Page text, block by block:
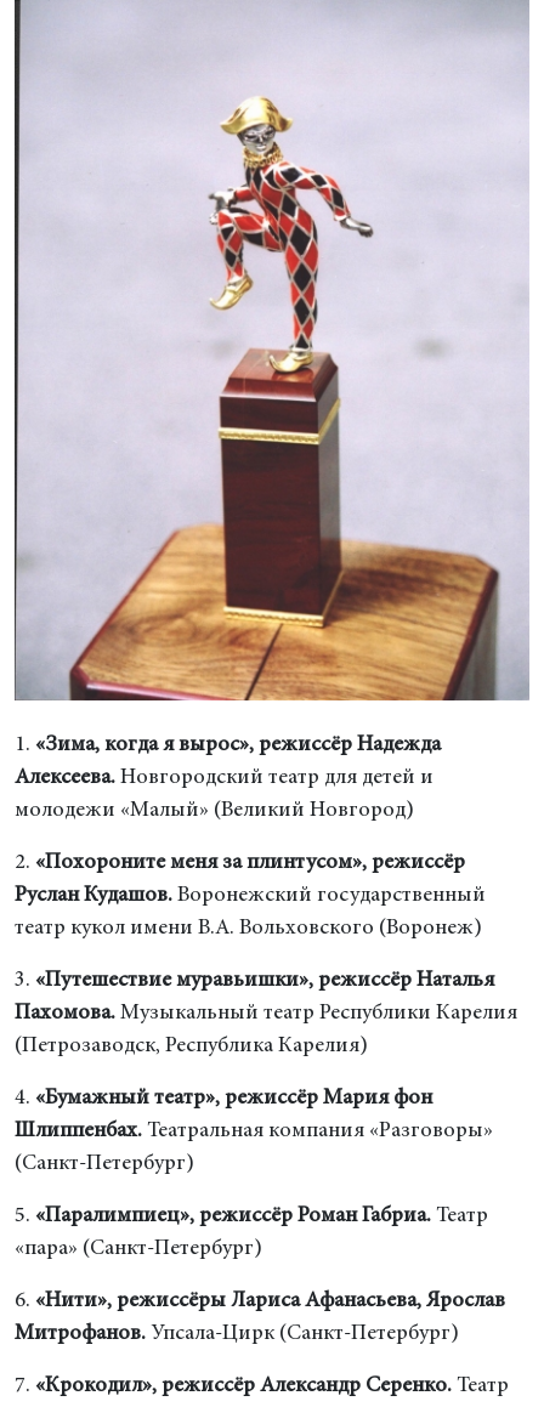
1. «Зима, когда я вырос», режиссёр Надежда
Алексеева. Новгородский театр для детей и
молодежи «Малый» (Великий Новгород)
2. «Похороните меня за плинтусом», режиссёр
Руслан Кудашов. Воронежский государственный
театр кукол имени В.А. Вольховского (Воронеж)
3. «Путешествие муравьишки», режиссёр Наталья
Пахомова. Музыкальный театр Республики Карелия
(Петрозаводск, Республика Карелия)
4. «Бумажный театр», режиссёр Мария фон
Шлиппенбах. Театральная компания «Разговоры»
(Санкт-Петербург)
5. «Паралимпиец», режиссёр Роман Габриа. Театр
«пара» (Санкт-Петербург)
6. «Нити», режиссёры Лариса Афанасьева, Ярослав
Митрофанов. Упсала-Цирк (Санкт-Петербург)
7. «Крокодил», режиссёр Александр Серенко. Театр